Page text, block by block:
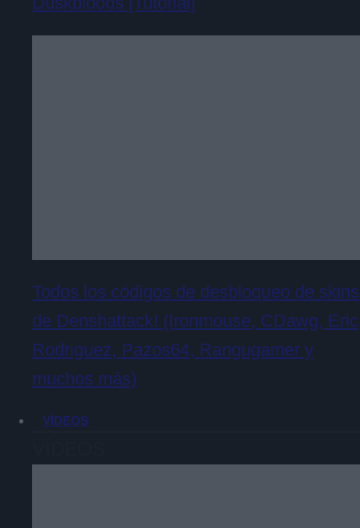
Todos los códigos de desbloqueo de skins
de Denshattack! (Ironmouse, CDawg, Eric
Rodriguez, Pazos64, Rangugamer y
muchos más)
VÍDEOS